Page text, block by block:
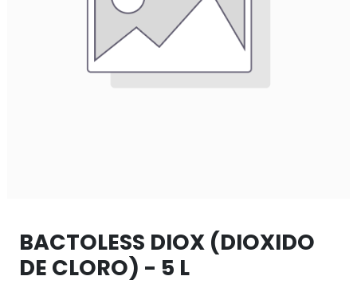
BACTOLESS DIOX (DIOXIDO
DE CLORO) - 5 L